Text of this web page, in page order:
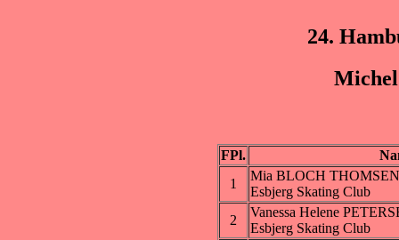
24.
Michel
FPl.
1
Mia BLOCH THOMSEN
Esbjerg Skating Club
2
Vanessa Helene
Esbjerg Skating Club